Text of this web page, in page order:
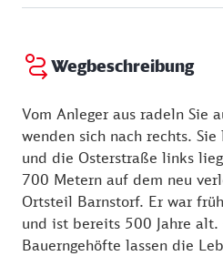
Webseite:https://
Wegbeschreibung
Vom Anleger aus radeln Sie
wenden sich nach rechts. Sie
und die Osterstraße links
700 Metern auf dem neu
Ortsteil Barnstorf. Er war
und ist bereits 500 Jahre alt.
Bauerngehöfte lassen die